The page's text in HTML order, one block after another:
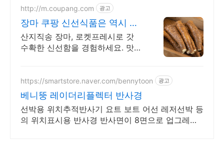
http://m.coupang.com 광고
장마 쿠팡 신선식품은 역시 로
켓배송
산지직송 장마, 로켓프레시로 갓
수확한 신선함을 경험하세요. 맛있
https://smartstore.naver.com/bennytoon 광고
베니뚱 레이더리플렉터 반사경
선박용 위치추적반사기 요트 보트 어선 레저선박 등
의 위치표시용 반사경 반사면이 8면으로 업그레이